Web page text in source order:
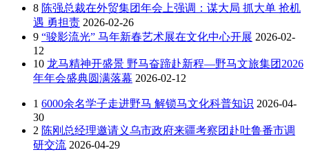
8 陈强总裁在外贸集团年会上强调：谋大局 抓大单 抢机
遇 勇担责 2026-02-26
9 “骏影流光” 马年新春艺术展在文化中心开展 2026-02-
12
10 龙马精神开盛景 野马奋蹄赴新程—野马文旅集团2026
年年会盛典圆满落幕 2026-02-12
1 6000余名学子走进野马 解锁马文化科普知识 2026-04-
30
2 陈刚总经理邀请义乌市政府来疆考察团赴吐鲁番市调
研交流 2026-04-29